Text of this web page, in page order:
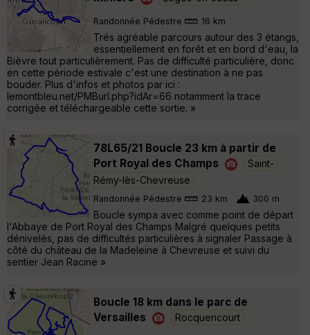
Randonnée Pédestre 16 km
Trés agréable parcours autour des 3 étangs,
essentiellement en forêt et en bord d'eau, la
Bièvre tout particulièrement. Pas de difficulté particulière, donc
en cette période estivale c'est une destination à ne pas
bouder. Plus d'infos et photos par ici :
lemontbleu.net/PMBurl.php?idAr=66 notamment la trace
corrigée et téléchargeable cette sortie. »
78L65/21 Boucle 23 km à partir de
Port Royal des Champs
Saint-
Rémy-lès-Chevreuse
Randonnée Pédestre 23 km 300 m
Boucle sympa avec comme point de départ
l'Abbaye de Port Royal des Champs Malgré quelques petits
dénivelés, pas de difficultés particulières à signaler Passage à
côté du château de la Madeleine à Chevreuse et suivi du
sentier Jean Racine »
Boucle 18 km dans le parc de
Versailles
Rocquencourt